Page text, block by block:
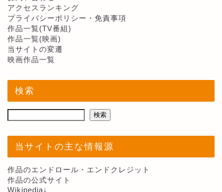
アクセスランキング
プライバシーポリシー・免責事項
作品一覧(TV番組)
作品一覧(映画)
当サイトの変遷
映画作品一覧
検索
検索
当サイトの主な情報源
作品のエンドロール・エンドクレジット
作品の公式サイト
Wikipedia↓